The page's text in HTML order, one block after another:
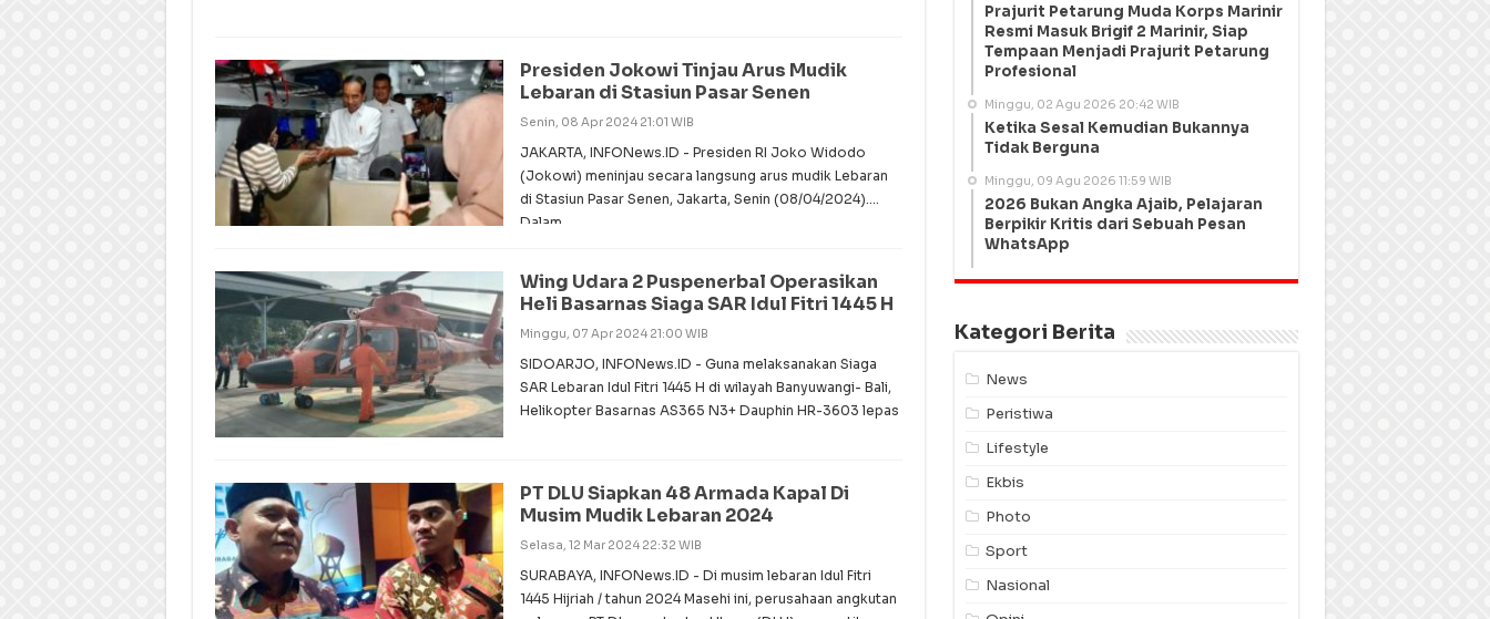
Presiden Jokowi Tinjau Arus Mudik
Lebaran di Stasiun Pasar Senen
Senin, 08 Apr 2024 21:01 WIB
JAKARTA, INFONews.ID - Presiden RI Joko Widodo
(Jokowi) meninjau secara langsung arus mudik Lebaran
di Stasiun Pasar Senen, Jakarta, Senin (08/04/2024).
Dalam
Wing Udara 2 Puspenerbal Operasikan
Heli Basarnas Siaga SAR Idul Fitri 1445 H
Minggu, 07 Apr 2024 21:00 WIB
SIDOARJO, INFONews.ID - Guna melaksanakan Siaga
SAR Lebaran Idul Fitri 1445 H di wilayah Banyuwangi- Bali,
Helikopter Basarnas AS365 N3+ Dauphin HR-3603 lepas
PT DLU Siapkan 48 Armada Kapal Di
Musim Mudik Lebaran 2024
Selasa, 12 Mar 2024 22:32 WIB
SURABAYA, INFONews.ID - Di musim lebaran Idul Fitri
1445 Hijriah / tahun 2024 Masehi ini, perusahaan angkutan
Prajurit Petarung Muda Korps Marinir
Resmi Masuk Brigif 2 Marinir, Siap
Tempaan Menjadi Prajurit Petarung
Profesional
Minggu, 02 Agu 2026 20:42 WIB
Ketika Sesal Kemudian Bukannya
Tidak Berguna
Minggu, 09 Agu 2026 11:59 WIB
2026 Bukan Angka Ajaib, Pelajaran
Berpikir Kritis dari Sebuah Pesan
WhatsApp
Kategori Berita
News
Peristiwa
Lifestyle
Ekbis
Photo
Sport
Nasional